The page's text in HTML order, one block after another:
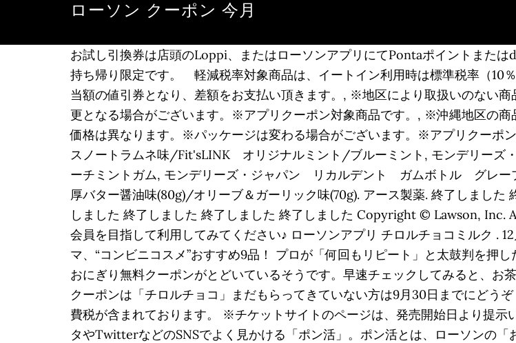
ローソン クーポン 今月
お試し引換券は店頭のLoppi、またはローソンアプリにてPontaポイントまた
持ち帰り限定です。 軽減税率対象商品は、イートイン利用時は標準税率（10
当額の値引券となり、差額をお支払い頂きます。, ※地区により取扱いのない
更となる場合がございます。※アプリクーポン対象商品です。, ※沖縄地区の
価格は異なります。※パッケージは変わる場合がございます。※アプリクー
スノートラムネ味/Fit'sLINK オリジナルミント/ブルーミント, モンデリー
ーチミントガム, モンデリーズ・ジャパン リカルデント ガムボトル グレ
厚バター醤油味(80g)/オリーブ＆ガーリック味(70g). アース製薬. 終了しました
しました 終了しました 終了しました 終了しました Copyright © Lawson, Inc.
会員を目指して利用してみてください♪ ローソンアプリ チロルチョコミルク .
マ、“コンビニコスメ”おすすめ9品！ プロが「何回もリピート」と太鼓判を
おにぎり無料クーポンがとどいているそうです。早速チェックしてみると、お
クーポンは「チロルチョコ」まだもらってきていない方は9月30日までにどう
費税が含まれております。 ※チケットサイトのページは、発売開始日より提
タやTwitterなどのSNSでよく見かける「ポン活」。ポン活とは、ローソンの